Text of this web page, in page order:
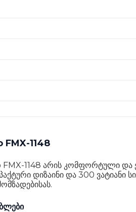
1148
FMX-1148 არის კომფორტული
დიზაინი და 300